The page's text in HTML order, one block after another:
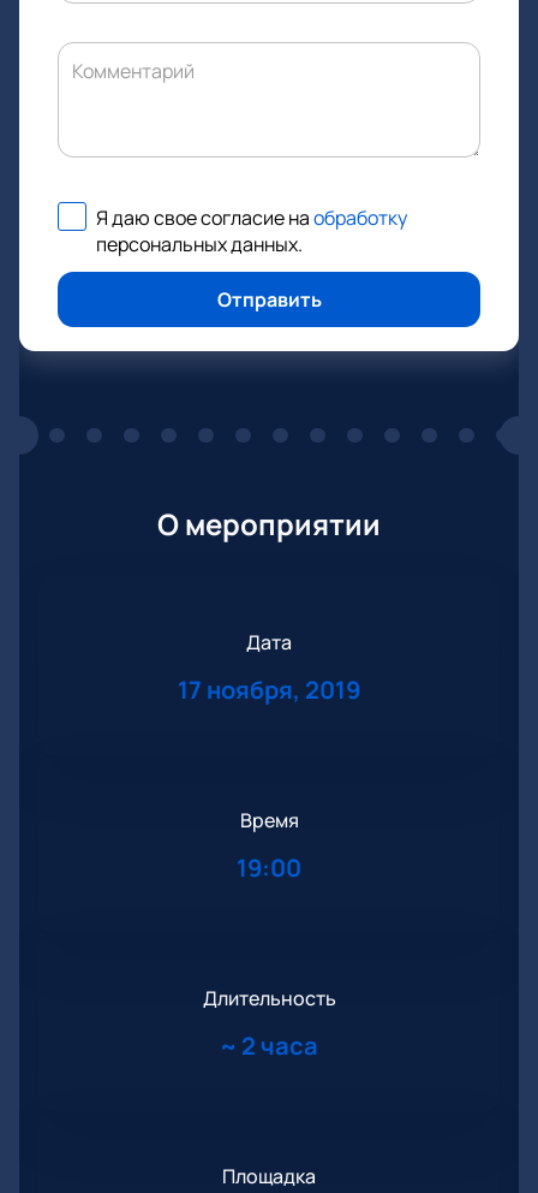
Комментарий
Я даю свое согласие наобработку
персональных данных.
Отправить
О мероприятии
Дата
17 ноября, 2019
Время
19:00
Длительность
~ 2 часа
Площадка